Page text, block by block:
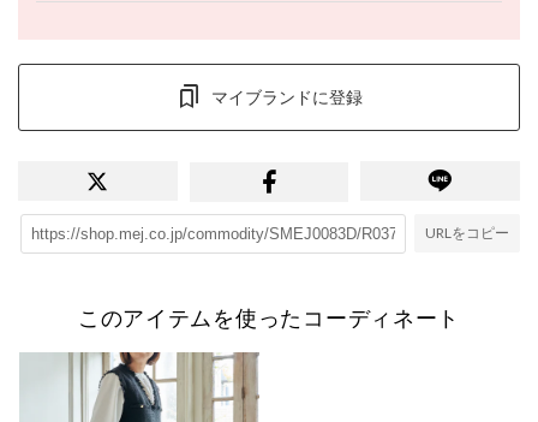
マイブランドに登録
URLをコピー
このアイテムを使ったコーディネート